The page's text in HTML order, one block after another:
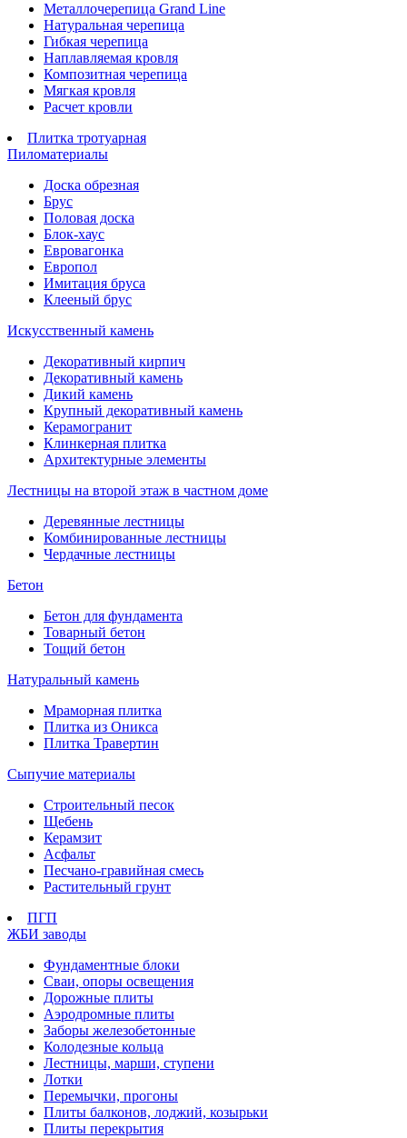
Металлочерепица Grand Line
Натуральная черепица
Гибкая черепица
Наплавляемая кровля
Композитная черепица
Мягкая кровля
Расчет кровли
Плитка тротуарная
Пиломатериалы
Доска обрезная
Брус
Половая доска
Блок-хаус
Евровагонка
Европол
Имитация бруса
Клееный брус
Искусственный камень
Декоративный кирпич
Декоративный камень
Дикий камень
Крупный декоративный камень
Керамогранит
Клинкерная плитка
Архитектурные элементы
Лестницы на второй этаж в частном доме
Деревянные лестницы
Комбинированные лестницы
Чердачные лестницы
Бетон
Бетон для фундамента
Товарный бетон
Тощий бетон
Натуральный камень
Мраморная плитка
Плитка из Оникса
Плитка Травертин
Сыпучие материалы
Строительный песок
Щебень
Керамзит
Асфальт
Песчано-гравийная смесь
Растительный грунт
ПГП
ЖБИ заводы
Фундаментные блоки
Сваи, опоры освещения
Дорожные плиты
Аэродромные плиты
Заборы железобетонные
Колодезные кольца
Лестницы, марши, ступени
Лотки
Перемычки, прогоны
Плиты балконов, лоджий, козырьки
Плиты перекрытия